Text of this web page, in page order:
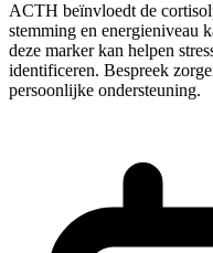
ACTH beïnvloedt de
stemming en energieniveau
deze marker kan helpen
identificeren. Bespreek
persoonlijke ondersteuning.